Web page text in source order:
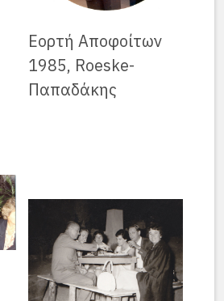
Εορτή Αποφοίτων
1985, Roeske-
Παπαδάκης